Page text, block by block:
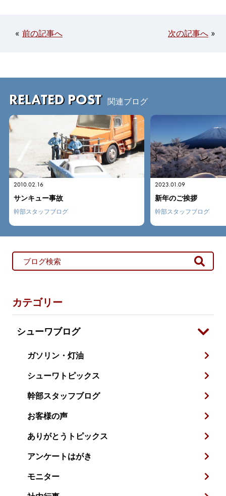
« 前の記事へ 次の記事へ »
RELATED POST 関連ブログ
2023.01.09
新年のご挨拶
幹部スタッフブログ
2021.11.29
全国社長巡業を終え
幹部スタッフブログ
カテゴリー
シューワブログ
ガソリン・灯油
シューワトピックス
幹部スタッフブログ
お客様の声
ありがとうトピックス
アンケートはがき
モニター